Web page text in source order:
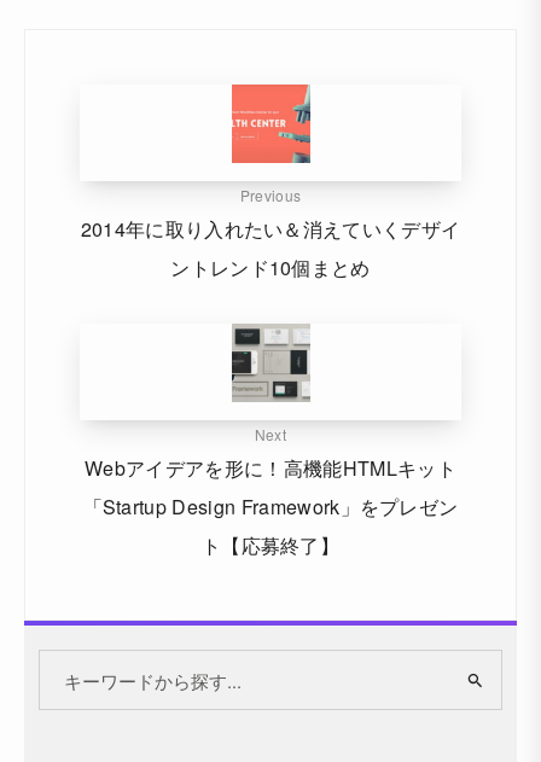
Previous
2014年に取り入れたい＆消えていくデザイ
ントレンド10個まとめ
Next
Webアイデアを形に！高機能HTMLキット
「Startup Design Framework」をプレゼン
ト【応募終了】